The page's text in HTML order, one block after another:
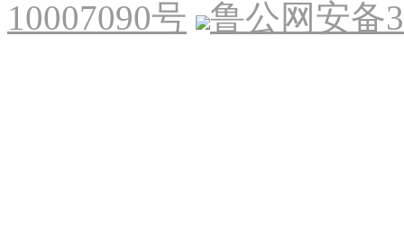
10007090号
鲁公网安备